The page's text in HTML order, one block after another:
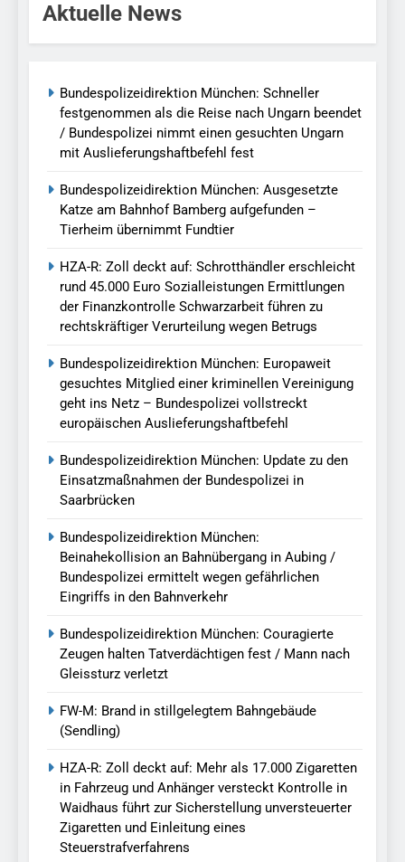
Aktuelle News
Bundespolizeidirektion München: Schneller
festgenommen als die Reise nach Ungarn beendet
/ Bundespolizei nimmt einen gesuchten Ungarn
mit Auslieferungshaftbefehl fest
Bundespolizeidirektion München: Ausgesetzte
Katze am Bahnhof Bamberg aufgefunden –
Tierheim übernimmt Fundtier
HZA-R: Zoll deckt auf: Schrotthändler erschleicht
rund 45.000 Euro Sozialleistungen Ermittlungen
der Finanzkontrolle Schwarzarbeit führen zu
rechtskräftiger Verurteilung wegen Betrugs
Bundespolizeidirektion München: Europaweit
gesuchtes Mitglied einer kriminellen Vereinigung
geht ins Netz – Bundespolizei vollstreckt
europäischen Auslieferungshaftbefehl
Bundespolizeidirektion München: Update zu den
Einsatzmaßnahmen der Bundespolizei in
Saarbrücken
Bundespolizeidirektion München:
Beinahekollision an Bahnübergang in Aubing /
Bundespolizei ermittelt wegen gefährlichen
Eingriffs in den Bahnverkehr
Bundespolizeidirektion München: Couragierte
Zeugen halten Tatverdächtigen fest / Mann nach
Gleissturz verletzt
FW-M: Brand in stillgelegtem Bahngebäude
(Sendling)
HZA-R: Zoll deckt auf: Mehr als 17.000 Zigaretten
in Fahrzeug und Anhänger versteckt Kontrolle in
Waidhaus führt zur Sicherstellung unversteuerter
Zigaretten und Einleitung eines
Steuerstrafverfahrens